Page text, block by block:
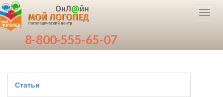
8-800-555-65-07
Статьи